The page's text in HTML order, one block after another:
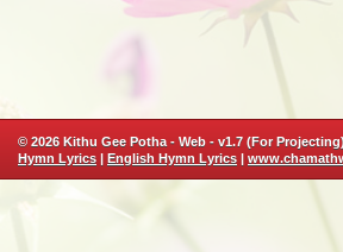
© 2026 Kithu Gee Potha - Web - v1.7 (For
Hymn Lyrics | English Hymn Lyrics |